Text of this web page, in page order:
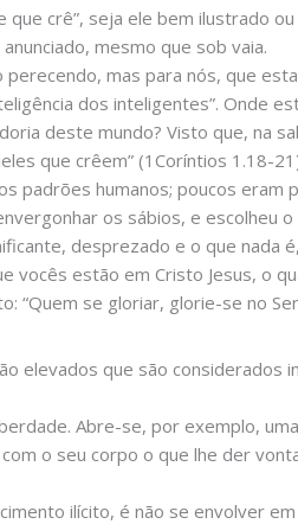
crê”, seja ele bem ilustrado
mesmo que sob vaia.
mas para nós, que
dos inteligentes”. Onde
deste mundo? Visto que, na
que crêem” (1Coríntios 1.18-
padrões humanos; poucos
os sábios, e escolheu
desprezado e o que nada
vocês estão em Cristo Jesus, o
“Quem se gloriar, glorie-se no
elevados que são considerados
Abre-se, por exemplo,
o seu corpo o que lhe der
ilícito, é não se envolver